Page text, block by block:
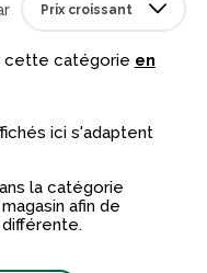
cette catégorie en
ici s'adaptent
la catégorie
afin de